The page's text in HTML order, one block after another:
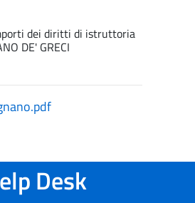
dei diritti di istruttoria
DE' GRECI
Desk